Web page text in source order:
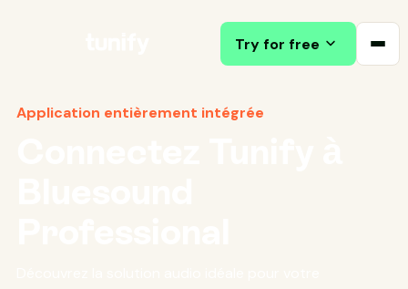
Try for free
Application entièrement intégrée